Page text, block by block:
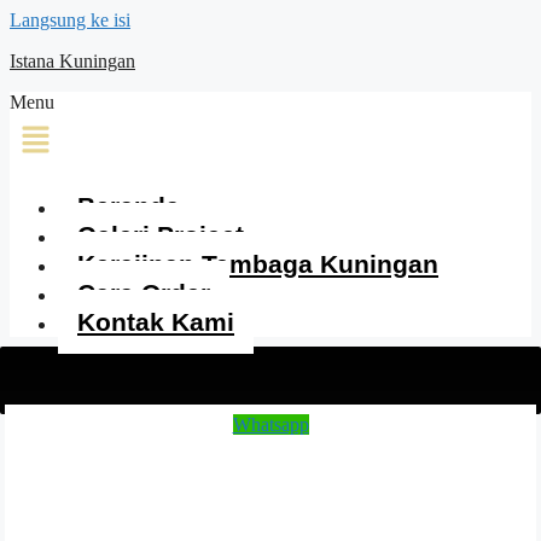
Langsung ke isi
Istana Kuningan
Menu
Beranda
Galeri Project
Kerajinan Tembaga Kuningan
Cara Order
Kontak Kami
Whatsapp